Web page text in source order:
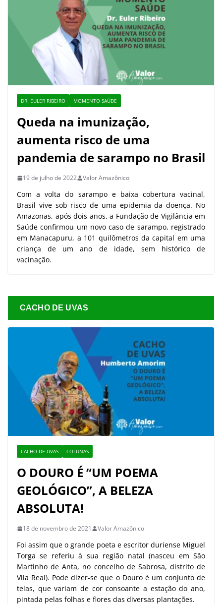
DR. EULER RIBEIRO MOMENTO SAÚDE
Queda na imunização,
aumenta risco de uma
pandemia de sarampo no Brasil
19 de julho de 2022 Valor Amazônico
Com a volta do sarampo e baixa cobertura vacinal,
Brasil vive sob risco de uma epidemia da doença. No
Amazonas, após dois anos, a Fundação de Vigilância em
Saúde confirmou um novo caso de sarampo, registrado
em Manacapuru, a 101 quilômetros da capital em uma
criança de um ano de idade, sem histórico de
vacinação.
CACHO DE UVAS
CACHO DE UVAS COLUNAS
O DOURO É “UM POEMA
GEOLÓGICO”, A BELEZA
ABSOLUTA!
18 de novembro de 2021 Valor Amazônico
Foi assim que o grande poeta e escritor duriense Miguel
Torga se referiu à sua região natal (nasceu em São
Martinho de Anta, no concelho de Sabrosa, distrito de
Vila Real). Pode dizer-se que o Douro é um conjunto de
telas, que variam de cor consoante a estação do ano,
pintada pelas folhas e flores das diversas plantações.